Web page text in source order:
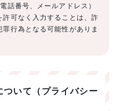
話番号、メールアドレス）
可なく入力することは、詐
行為となる可能性がありま
いて（プライバシー